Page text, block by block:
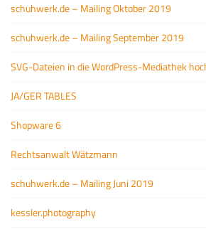
schuhwerk.de – Mailing Oktober 2019
schuhwerk.de – Mailing September 2019
SVG-Dateien in die WordPress-Mediathek
JA/GER TABLES
Shopware 6
Rechtsanwalt Wätzmann
schuhwerk.de – Mailing Juni 2019
kessler.photography